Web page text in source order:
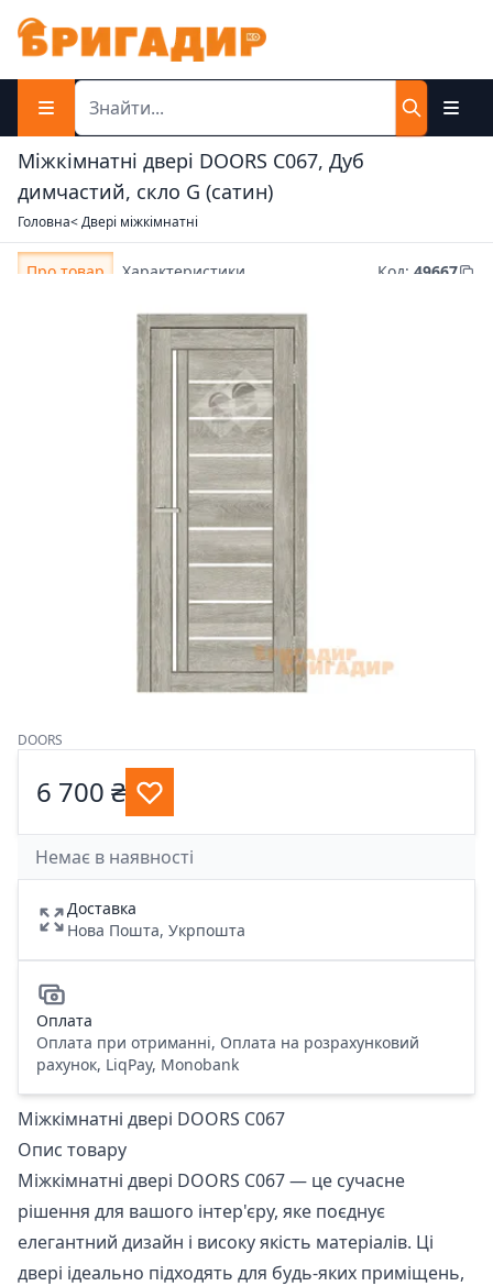
Міжкімнатні двері DOORS С067, Дуб
димчастий, скло G (сатин)
Головна< Двері міжкімнатні
Про товар Характеристики Код: 49667
DOORS
6 700 ₴
Немає в наявності
Доставка
Нова Пошта, Укрпошта
Оплата
Оплата при отриманні, Оплата на розрахунковий
рахунок, LiqPay, Monobank
Міжкімнатні двері DOORS С067
Опис товару
Міжкімнатні двері DOORS С067 — це сучасне
рішення для вашого інтер'єру, яке поєднує
елегантний дизайн і високу якість матеріалів. Ці
двері ідеально підходять для будь-яких приміщень,